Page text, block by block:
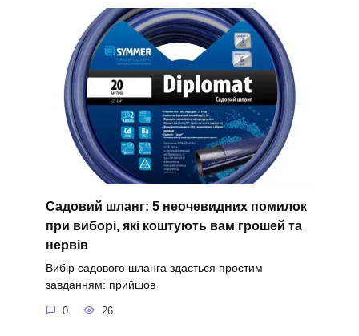
Садовий шланг: 5 неочевидних помилок
при виборі, які коштують вам грошей та
нервів
Вибір садового шланга здається простим
завданням: прийшов
0 26